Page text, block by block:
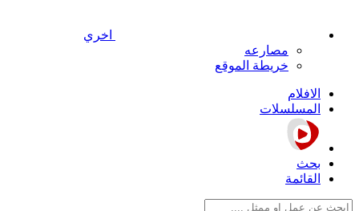
اخري
مصارعه
خريطة الموقع
الافلام
المسلسلات
بحث
القائمة